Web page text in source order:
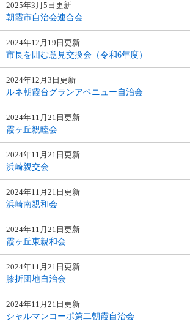
2025年3月5日更新
朝霞市自治会連合会
2024年12月19日更新
市長を囲む意見交換会（令和6年度）
2024年12月3日更新
ルネ朝霞台グランアベニュー自治会
2024年11月21日更新
霞ヶ丘親睦会
2024年11月21日更新
浜崎親交会
2024年11月21日更新
浜崎南親和会
2024年11月21日更新
霞ヶ丘東親和会
2024年11月21日更新
膝折団地自治会
2024年11月21日更新
シャルマンコーポ第二朝霞自治会